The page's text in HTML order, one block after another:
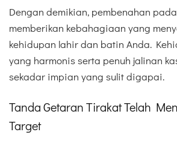
Dengan demikian, pembenahan
memberikan kebahagiaan yang
kehidupan lahir dan batin Anda.
yang harmonis serta penuh jalinan
sekadar impian yang sulit digapai.
Tanda Getaran Tirakat Telah
Target